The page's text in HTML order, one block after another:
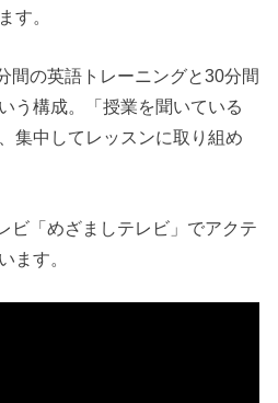
す。
間の英語トレーニングと30分間
う構成。「授業を聞いている
集中してレッスンに取り組め
ビ「めざましテレビ」でアクテ
ます。